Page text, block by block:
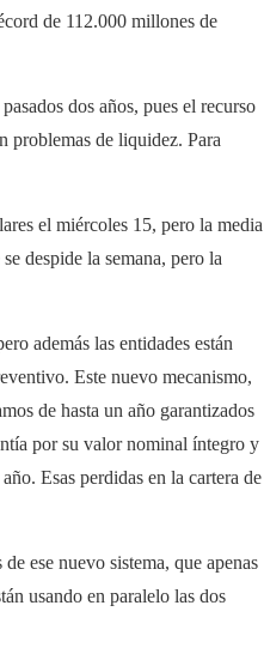
de 112.000 millones de
​​dos años, pues el recurso
problemas de liquidez. Para
el miércoles 15, pero la media
despide la semana, pero la
además las entidades están
Este nuevo mecanismo,
de hasta un año garantizados
por su valor nominal íntegro y
Esas perdidas en la cartera de
ese nuevo sistema, que apenas
usando en paralelo las dos